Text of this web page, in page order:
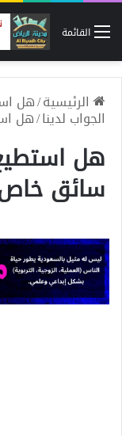
القائمة
الرئيسية/هل
الجواب لدينا/هل
هل
سائق